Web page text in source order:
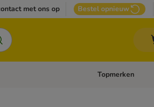
met ons op Bestel opnieuw
Overige huisdieren Open
Topmerken